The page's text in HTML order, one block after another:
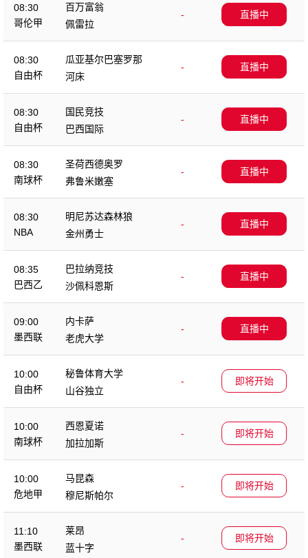
08:30
哥伦甲
百万富翁
-
佩雷拉
直播中
08:30
自由杯
瓜亚基尔巴塞罗那
-
河床
直播中
08:30
自由杯
国民竞技
-
巴西国际
直播中
08:30
南球杯
圣荷西德奥罗
-
弗鲁米嫩塞
直播中
08:30
NBA
明尼苏达森林狼
-
金州勇士
直播中
08:35
巴西乙
巴拉纳竞技
-
沙佩科恩斯
直播中
09:00
墨西联
内卡萨
-
老虎大学
直播中
10:00
自由杯
秘鲁体育大学
-
山谷独立
即将开始
10:00
南球杯
西恩夏诺
-
加拉加斯
即将开始
10:00
危地甲
马昆森
-
穆尼斯帕尔
即将开始
11:10
墨西联
莱昂
-
蓝十字
即将开始